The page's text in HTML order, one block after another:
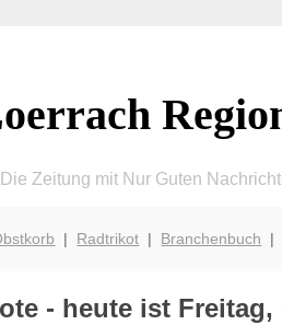
Die Zeitung mit Nur Guten
| Radtrikot | Branchenbuch |
- heute ist Freitag,